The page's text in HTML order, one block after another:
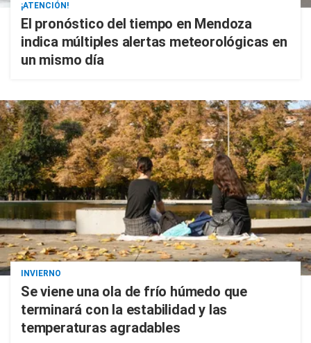
¡ATENCIÓN!
El pronóstico del tiempo en Mendoza
indica múltiples alertas meteorológicas en
un mismo día
INVIERNO
Se viene una ola de frío húmedo que
terminará con la estabilidad y las
temperaturas agradables